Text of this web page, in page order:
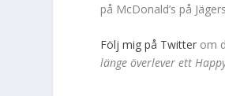
på McDonald’s på
Följ mig på Twitter om
länge överlever ett